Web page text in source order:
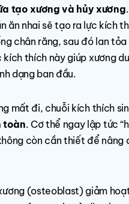
tạo xương và hủy xương
ăn nhai sẽ tạo ra lực kích
chân răng, sau đó lan
kích thích này giúp xương
dạng ban đầu.
mất đi, chuỗi kích thích
toàn. Cơ thể ngay lập tức
còn cần thiết để nâng
(osteoblast) giảm